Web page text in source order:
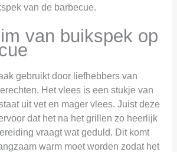
van de barbecue.
van buikspek op
gebruikt door liefhebbers van
Het vlees is een stukje van
uit vet en mager vlees. Juist deze
dat het na het grillen zo heerlijk
vraagt wat geduld. Dit komt
warm moet worden zodat het